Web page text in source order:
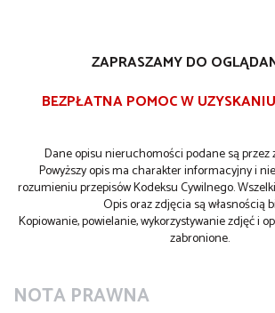
ZAPRASZAMY DO
BEZPŁATNA POMOC W
Dane opisu nieruchomości podane są przez
Powyższy opis ma charakter informacyjny i
rozumieniu przepisów Kodeksu Cywilnego.
Opis oraz zdjęcia są własnością
Kopiowanie, powielanie, wykorzystywanie zdjęć i
zabronione.
NOTA PRAWNA